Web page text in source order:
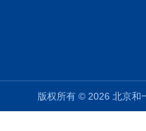
版权所有 © 2026 北京